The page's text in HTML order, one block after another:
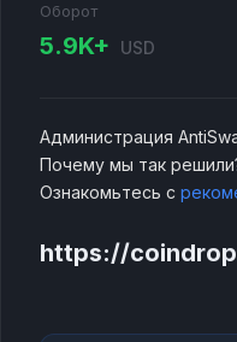
Оборот
5.9K+ USD
Администрация
Почему мы так
Ознакомьтесь с
https://